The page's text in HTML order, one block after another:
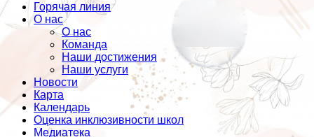
Горячая линия
О нас
О нас
Команда
Наши достижения
Наши услуги
Новости
Карта
Календарь
Оценка инклюзивности школ
Медиатека